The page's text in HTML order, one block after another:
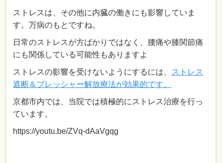
ストレスは、その他に内臓の働きにも影響していま
す。万病のもとですね。
日常のストレスが方ばかりではなく、腰痛や膝関節痛
にも関係している可能性もありますよ
ストレスの影響を受けないようにするには、
ストレス
遮断＆プレッシャー解放療法が効果的です。
京都市内では、当院では積極的にストレス治療を行っ
ています。
https://youtu.be/ZVq-dAaVgqg